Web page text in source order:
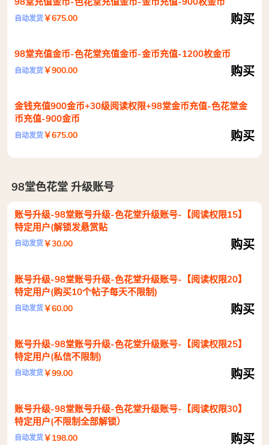
自动发货￥675.00 购买
98堂充值金币-色花堂充值金币-金币充值-1200枚金币
自动发货￥900.00 购买
金钱充值900金币+30级阅读权限+98堂金币充值-色花堂金
币充值-900金币
自动发货￥675.00 购买
98堂色花堂 升级账号
账号升级-98堂账号升级-色花堂升级账号-【阅读权限15】
特定用户(解锁发悬赏贴
自动发货￥30.00 购买
账号升级-98堂账号升级-色花堂升级账号-【阅读权限20】
特定用户(购买10个帖子每天不限制)
自动发货￥60.00 购买
账号升级-98堂账号升级-色花堂升级账号-【阅读权限25】
特定用户(私信不限制)
自动发货￥99.00 购买
账号升级-98堂账号升级-色花堂升级账号-【阅读权限30】
特定用户(不限制全部解锁）
自动发货￥198.00 购买